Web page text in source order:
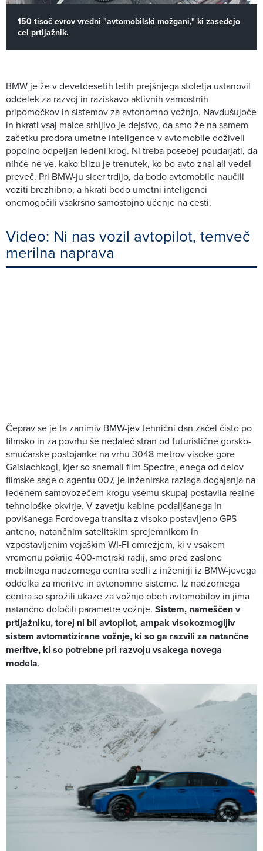
150 tisoč evrov vredni "avtomobilski možgani," ki zasedejo
cel prtljažnik.
BMW je že v devetdesetih letih prejšnjega stoletja ustanovil
oddelek za razvoj in raziskavo aktivnih varnostnih
pripomočkov in sistemov za avtonomno vožnjo. Navdušujoče
in hkrati vsaj malce srhljivo je dejstvo, da smo že na samem
začetku prodora umetne inteligence v avtomobile doživeli
popolno odpeljan ledeni krog. Ni treba posebej poudarjati, da
nihče ne ve, kako blizu je trenutek, ko bo avto znal ali vedel
preveč. Pri BMW-ju sicer trdijo, da bodo avtomobile naučili
voziti brezhibno, a hkrati bodo umetni inteligenci
onemogočili vsakršno samostojno učenje na cesti.
Video: Ni nas vozil avtopilot, temveč
merilna naprava
Čeprav se je ta zanimiv BMW-jev tehnični dan začel čisto po
filmsko in za povrhu še nedaleč stran od futuristične gorsko-
smučarske postojanke na vrhu 3048 metrov visoke gore
Gaislachkogl, kjer so snemali film Spectre, enega od delov
filmske sage o agentu 007, je inženirska razlaga dogajanja na
ledenem samovozečem krogu vsemu skupaj postavila realne
tehnološke okvirje. V zavetju kabine podaljšanega in
povišanega Fordovega transita z visoko postavljeno GPS
anteno, natančnim satelitskim sprejemnikom in
vzpostavljenim vojaškim WI-FI omrežjem, ki v vsakem
vremenu pokrije 400-metrski radij, smo pred zaslone
mobilnega nadzornega centra sedli z inženirji iz BMW-jevega
oddelka za meritve in avtonomne sisteme. Iz nadzornega
centra so sprožili ukaze za vožnjo obeh avtomobilov in jima
natančno določili parametre vožnje. Sistem, nameščen v
prtljažniku, torej ni bil avtopilot, ampak visokozmogljiv
sistem avtomatizirane vožnje, ki so ga razvili za natančne
meritve, ki so potrebne pri razvoju vsakega novega
modela.